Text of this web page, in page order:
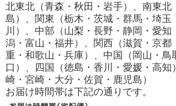
北東北（青森・秋田・岩手）、南東北
島）、関東（栃木・茨城・群馬・埼玉
川）、中部（山梨・長野・静岡・愛知
潟・富山・福井）、関西（滋賀・京都
重・和歌山・兵庫）、中国（岡山・鳥
口）、四国（徳島・香川・愛媛・高知
崎・宮崎・大分・佐賀・鹿児島）
お届け時間帯は下記の通りです。